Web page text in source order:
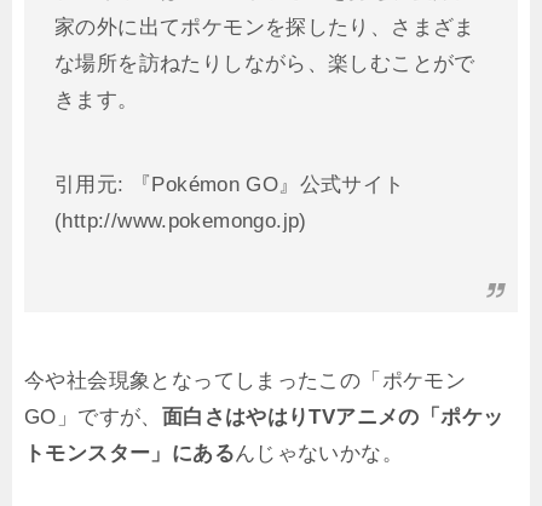
家の外に出てポケモンを探したり、さまざま
な場所を訪ねたりしながら、楽しむことがで
きます。
引用元: 『Pokémon GO』公式サイト
(http://www.pokemongo.jp)
今や社会現象となってしまったこの「ポケモン
GO」ですが、 面白さはやはりTVアニメの「ポケッ
トモンスター」にあるんじゃないかな。